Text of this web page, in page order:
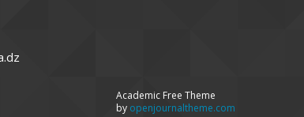
Academic Free Theme
by openjournaltheme.com